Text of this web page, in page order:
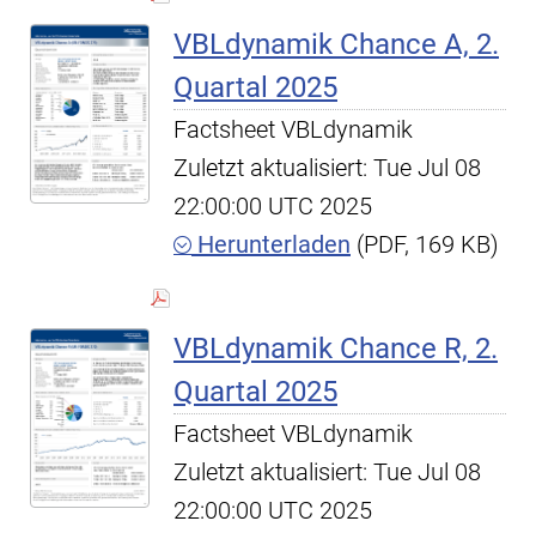
VBLdynamik Chance A, 2.
Quartal 2025
Factsheet VBLdynamik
Zuletzt aktualisiert: Tue Jul 08
22:00:00 UTC 2025
Herunterladen (PDF, 169 KB)
VBLdynamik Chance R, 2.
Quartal 2025
Factsheet VBLdynamik
Zuletzt aktualisiert: Tue Jul 08
22:00:00 UTC 2025